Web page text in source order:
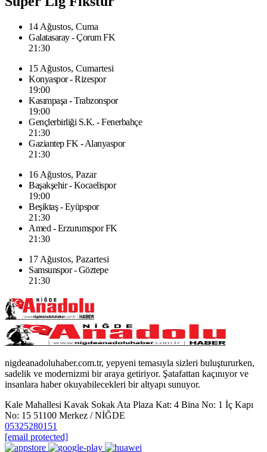
14 Ağustos, Cuma
Galatasaray - Çorum FK
21:30
15 Ağustos, Cumartesi
Konyaspor - Rizespor
19:00
Kasımpaşa - Trabzonspor
19:00
Gençlerbirliği S.K. - Fenerbahçe
21:30
Gaziantep FK - Alanyaspor
21:30
16 Ağustos, Pazar
Başakşehir - Kocaelispor
19:00
Beşiktaş - Eyüpspor
21:30
Amed - Erzurumspor FK
21:30
17 Ağustos, Pazartesi
Samsunspor - Göztepe
21:30
nigdeanadoluhaber.com.tr, yepyeni temasıyla sizleri buluştururken,
sadelik ve modernizmi bir araya getiriyor. Şatafattan kaçınıyor ve
insanlara haber okuyabilecekleri bir altyapı sunuyor.
Kale Mahallesi Kavak Sokak Ata Plaza Kat: 4 Bina No: 1 İç Kapı
No: 15 51100 Merkez / NİĞDE
05325280151
[email protected]